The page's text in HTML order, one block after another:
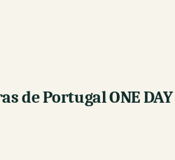
Portugal ONE DAY